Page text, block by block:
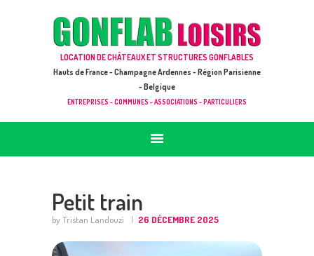
LOCATION DE CHÂTEAUX ET STRUCTURES GONFLABLES
Hauts de France - Champagne Ardennes - Région Parisienne
- Belgique
ENTREPRISES - COMMUNES - ASSOCIATIONS - PARTICULIERS
GONFLAB LOISIRS
ACCUEIL
JEUX À LOUER & PRESTATIONS
CATALOGUE / TARIF
DEMANDE DE DEVIS (SOUS 24H)
Petit train
by Tristan Landouzi 26 DÉCEMBRE 2025